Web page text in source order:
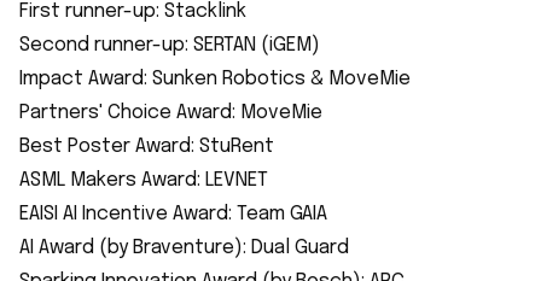
First runner-up: Stacklink
Second runner-up: SERTAN (iGEM)
Impact Award: Sunken Robotics & MoveMie
Partners' Choice Award: MoveMie
Best Poster Award: StuRent
ASML Makers Award: LEVNET
EAISI AI Incentive Award: Team GAIA
AI Award (by Braventure): Dual Guard